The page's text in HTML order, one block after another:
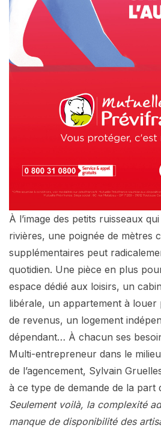
À l’image des petits ruisseaux
rivières, une poignée de mètres
supplémentaires peut
quotidien. Une pièce en plus
espace dédié aux loisirs, un
libérale, un appartement à
de revenus, un logement
dépendant… À chacun ses
Multi-entrepreneur dans le
de l’agencement, Sylvain
à ce type de demande de la part
Seulement voilà, la complexité
manque de disponibilité des